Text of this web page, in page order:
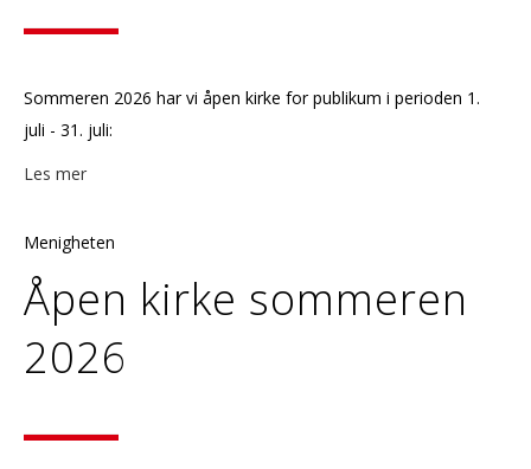
Sommeren 2026 har vi åpen kirke for publikum i perioden 1.
juli - 31. juli:
Les mer
Menigheten
Åpen kirke sommeren
2026